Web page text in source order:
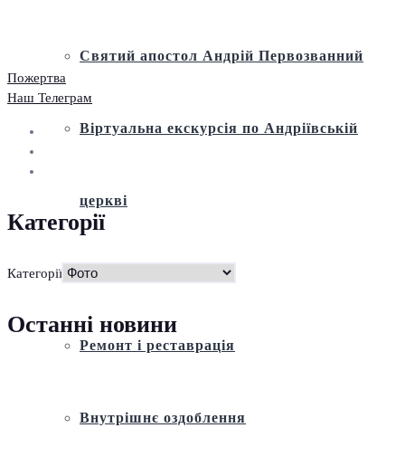
Святий апостол Андрій Первозванний
Віртуальна екскурсія по Андріївській
церкві
Історія
Ремонт і реставрація
Внутрішнє оздоблення
Пожертва
Наш Телеграм
Категорії
Категорії
Останні новини